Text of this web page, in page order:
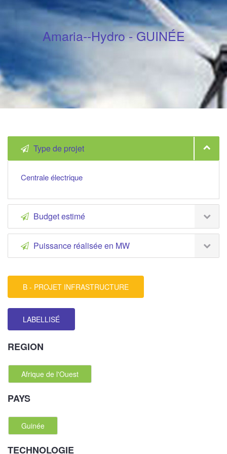
Amaria--Hydro - GUINÉE
Type de projet
Centrale électrique
Budget estimé
Puissance réalisée en MW
B - PROJET INFRASTRUCTURE
LABELLISÉ
REGION
Afrique de l'Ouest
PAYS
Guinée
TECHNOLOGIE